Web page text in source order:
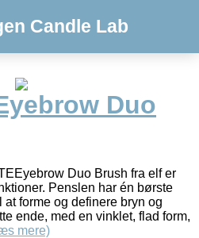
Candle Lab
Duo
Duo Brush fra elf er
Penslen har én børste
forme og definere bryn og
ende, med en vinklet, flad form,
mere)